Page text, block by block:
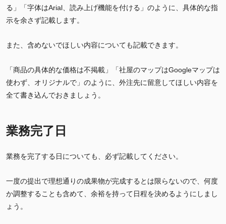
る」「字体はArial、読み上げ機能を付ける」のように、具体的な指
示を余さず記載します。
また、含めないでほしい内容についても記載できます。
「商品の具体的な価格は不掲載」「社屋のマップはGoogleマップは
使わず、オリジナルで」のように、外注先に留意してほしい内容を
全て書き込んでおきましょう。
業務完了日
業務を完了する日についても、必ず記載してください。
一度の提出で理想通りの成果物が完成するとは限らないので、何度
か調整することも含めて、余裕を持って日程を決めるようにしまし
ょう。